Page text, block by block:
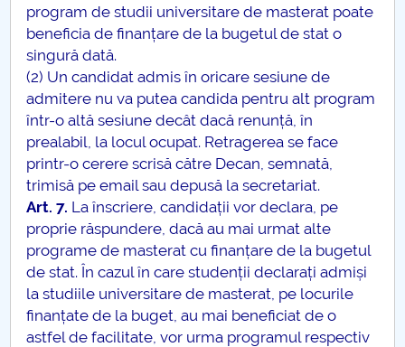
program de studii universitare de masterat poate
beneficia de finanțare de la bugetul de stat o
singură dată.
(2) Un candidat admis în oricare sesiune de
admitere nu va putea candida pentru alt program
într-o altă sesiune decât dacă renunță, în
prealabil, la locul ocupat. Retragerea se face
printr-o cerere scrisă către Decan, semnată,
trimisă pe email sau depusă la secretariat.
Art. 7. La înscriere, candidații vor declara, pe
proprie răspundere, dacă au mai urmat alte
programe de masterat cu finanțare de la bugetul
de stat. În cazul în care studenții declarați admiși
la studiile universitare de masterat, pe locurile
finanțate de la buget, au mai beneficiat de o
astfel de facilitate, vor urma programul respectiv